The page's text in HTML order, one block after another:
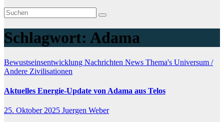
Schlagwort: Adama
Bewustseinsentwicklung Nachrichten News Thema's Universum /
Andere Zivilisationen
Aktuelles Energie-Update von Adama aus Telos
25. Oktober 2025 Juergen Weber